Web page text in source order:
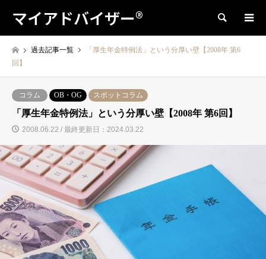
マイアドバイザー® 検索
過去記事一覧
「厚生年金特例法」という分厚い壁【2008年 第6
回】
コラム OB・OG スポットコラム
「厚生年金特例法」という分厚い壁【2008年 第6回】
2008.06.22 / 最終更新日：2024.03.22